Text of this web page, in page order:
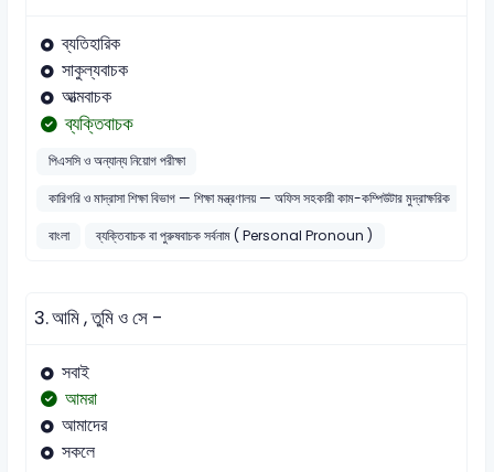
ব্যতিহারিক
সাকুল্যবাচক
আত্মবাচক
ব্যক্তিবাচক
পিএসসি ও অন্যান্য নিয়োগ পরীক্ষা
কারিগরি ও মাদ্রাসা শিক্ষা বিভাগ — শিক্ষা মন্ত্রণালয় — অফিস সহকারী কাম-কম্পিউটার মুদ্রাক্ষরিক
বাংলা
ব্যক্তিবাচক বা পুরুষবাচক সর্বনাম ( Personal Pronoun )
3.আমি , তুমি ও সে -
সবাই
আমরা
আমাদের
সকলে